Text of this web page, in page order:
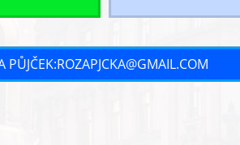
PŮJČEK:ROZAPJCKA@GMAIL.COM